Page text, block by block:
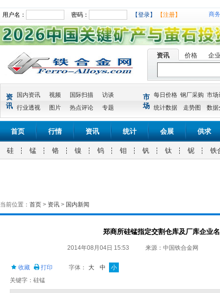
用户名： 密码： 【登录】 【注册】 商
资讯 价格 企
资
讯
国内资讯 视频 国际扫描
访谈
行业透视
图片 热点评论 专题
市
场
每日价格 钢厂采购 市场
统计数据
走势图 数据
首页 行情 资讯 统计 会展 供求
硅 锰 铬 镍 钨 钼 钒 钛 铌 铁
当前位置： 首页 > 资讯 > 国内新闻
郑商所硅锰指定交割仓库及厂库企业
2014年08月04日 15:53 来源：中国铁合金网
收藏 打印 字体： 大 中
小
关键字：硅锰